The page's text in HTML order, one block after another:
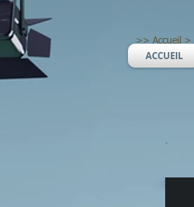
ACCUEIL
>> Accueil >